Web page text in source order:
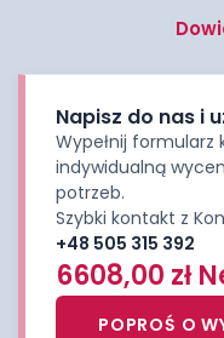
Napisz do nas i
Wypełnij
indywidualną
potrzeb.
Szybki kontakt z
+48 505 315 392
6608,00 zł
POPROŚ O